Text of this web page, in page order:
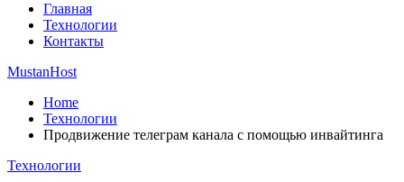
Главная
Технологии
Контакты
MustanHost
Home
Технологии
Продвижение телеграм канала с помощью инвайтинга
Технологии